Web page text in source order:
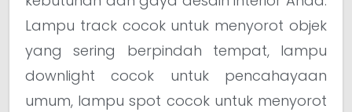
Lampu track cocok untuk menyorot objek
yang sering berpindah tempat, lampu
downlight cocok untuk pencahayaan
umum, lampu spot cocok untuk menyorot